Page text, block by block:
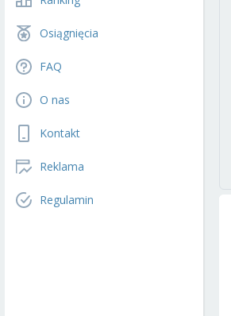
Osiągnięcia
FAQ
O nas
Kontakt
Reklama
Regulamin